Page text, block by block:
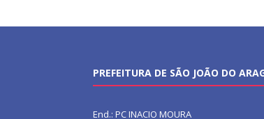
PREFEITURA DE SÃO JOÃO DO
End.: PC INACIO MOURA